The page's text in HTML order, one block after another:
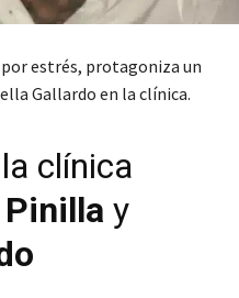
estrés, protagoniza un
Gallardo en la clínica.
clínica
y